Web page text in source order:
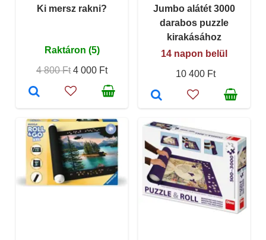
Ki mersz rakni?
Raktáron (5)
4 800 Ft 4 000 Ft
Jumbo alátét 3000
darabos puzzle
kirakásához
14 napon belül
10 400 Ft